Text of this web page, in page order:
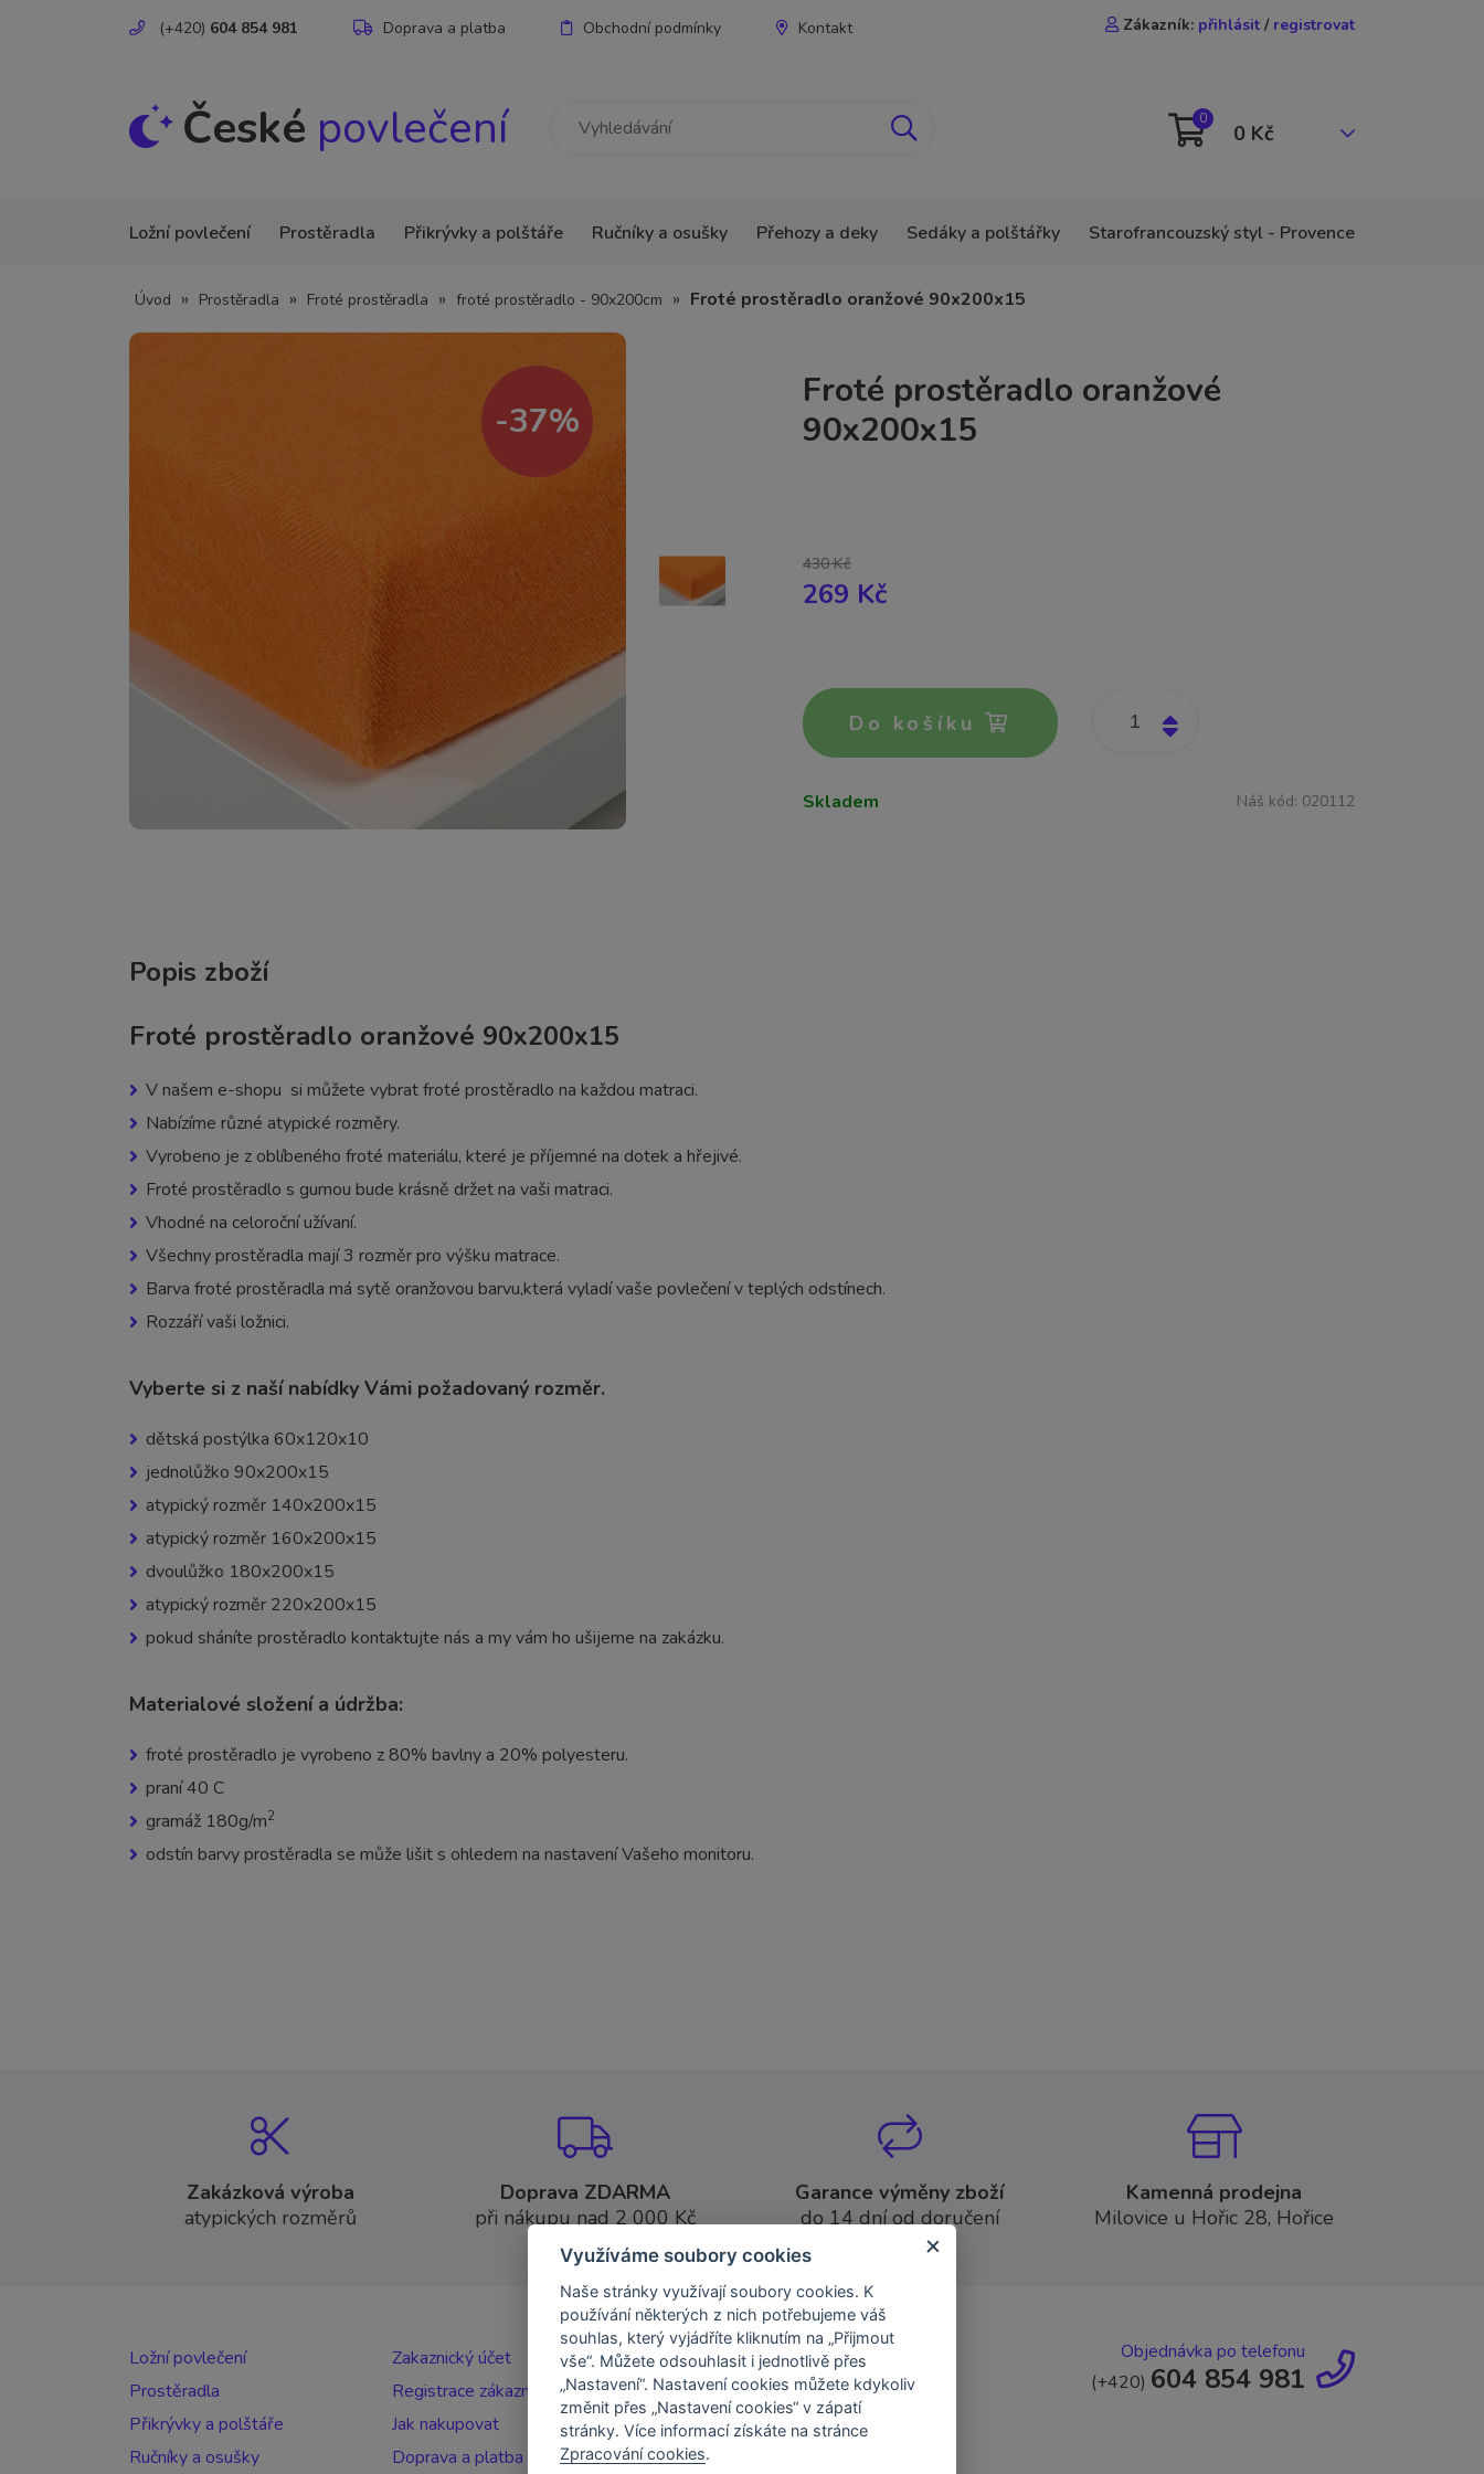
(+420) 604 854 981 Doprava a platba Obchodní podmínky Kontakt Zákazník: přihlásit / registrovat
České povlečení 0
0 Kč
Ložní povlečení Prostěradla Přikrývky a polštáře Ručníky a osušky Přehozy a deky Sedáky a polštářky Starofrancouzský styl - Provence
Úvod » Prostěradla » Froté prostěradla » froté prostěradlo - 90x200cm » Froté prostěradlo oranžové 90x200x15
-37%
Froté prostěradlo oranžové
90x200x15
430 Kč
269 Kč
Do košíku
Skladem Náš kód: 020112
Popis zboží
Froté prostěradlo oranžové 90x200x15
V našem e-shopu si můžete vybrat froté prostěradlo na každou matraci.
Nabízíme různé atypické rozměry.
Vyrobeno je z oblíbeného froté materiálu, které je příjemné na dotek a hřejivé.
Froté prostěradlo s gumou bude krásně držet na vaši matraci.
Vhodné na celoroční užívaní.
Všechny prostěradla mají 3 rozměr pro výšku matrace.
Barva froté prostěradla má sytě oranžovou barvu,která vyladí vaše povlečení v teplých odstínech.
Rozzáří vaši ložnici.
Vyberte si z naší nabídky Vámi požadovaný rozměr.
dětská postýlka 60x120x10
jednolůžko 90x200x15
atypický rozměr 140x200x15
atypický rozměr 160x200x15
dvoulůžko 180x200x15
atypický rozměr 220x200x15
pokud sháníte prostěradlo kontaktujte nás a my vám ho ušijeme na zakázku.
Materialové složení a údržba:
froté prostěradlo je vyrobeno z 80% bavlny a 20% polyesteru.
praní 40 C
gramáž 180g/m2
odstín barvy prostěradla se může lišit s ohledem na nastavení Vašeho monitoru.
Zakázková výroba
atypických rozměrů
Doprava ZDARMA
při nákupu nad 2 000 Kč
Garance výměny zboží
do 14 dní od doručení
Kamenná prodejna
Milovice u Hořic 28, Hořice
Ložní povlečení
Prostěradla
Přikrývky a polštáře
Ručníky a osušky
Zakaznický účet
Registrace zákazníka
Jak nakupovat
Doprava a platba
Objednávka po telefonu
(+420) 604 854 981
Využíváme soubory cookies
Naše stránky využívají soubory cookies. K
používání některých z nich potřebujeme váš
souhlas, který vyjádříte kliknutím na „Přijmout
vše“. Můžete odsouhlasit i jednotlivě přes
„Nastavení“. Nastavení cookies můžete kdykoliv
změnit přes „Nastavení cookies“ v zápatí
stránky. Více informací získáte na stránce
Zpracování cookies.